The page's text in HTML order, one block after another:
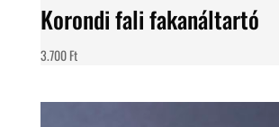
Korondi fali fakanáltartó
3.700Ft